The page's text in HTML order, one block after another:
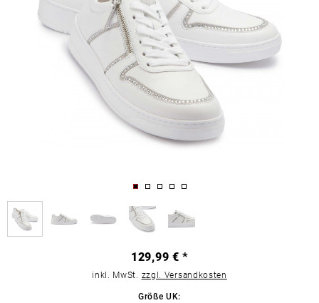
129,99 € *
inkl. MwSt. zzgl. Versandkosten
Größe UK: